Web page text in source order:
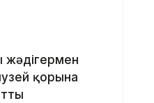
жәдігермен
қорына